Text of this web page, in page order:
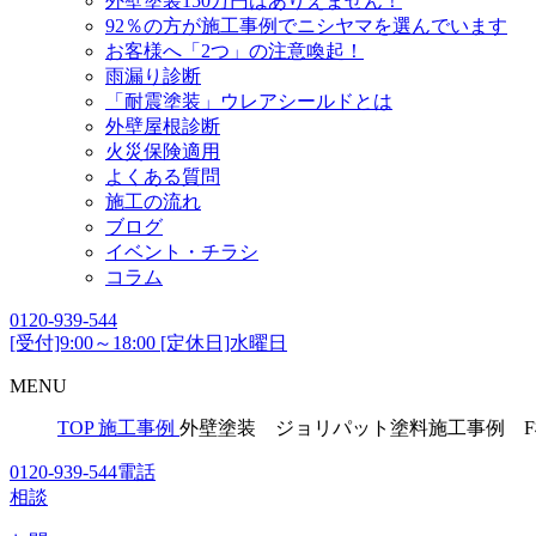
92％の方が施工事例でニシヤマを選んでいます
お客様へ「2つ」の注意喚起！
雨漏り診断
「耐震塗装」ウレアシールドとは
外壁屋根診断
火災保険適用
よくある質問
施工の流れ
ブログ
イベント・チラシ
コラム
0120-939-544
[受付]9:00～18:00 [定休日]水曜日
MENU
TOP 施工事例 外壁塗装 ジョリパット塗料施工事例 F
0120-939-544電話
相談